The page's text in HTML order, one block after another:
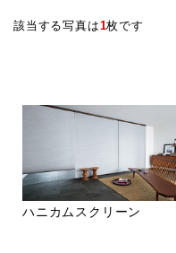
該当する写真は1枚です
ハニカムスクリーン